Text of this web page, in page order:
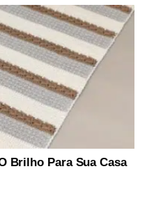
Brilho Para Sua Casa